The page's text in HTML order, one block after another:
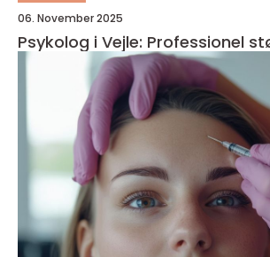
06. November 2025
Psykolog i Vejle: Professionel